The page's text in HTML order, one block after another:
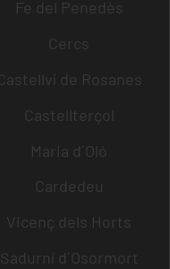
Fe del Penedès
Cercs
Castellví de Rosanes
Castellterçol
Maria d´Oló
Cardedeu
Vicenç dels Horts
Sadurní d´Osormort